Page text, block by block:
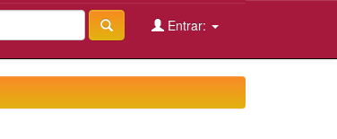
Entrar: